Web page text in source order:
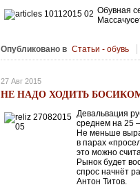
Обувная
Опубликовано в Статьи - обувь
27 Авг 2015
НЕ НАДО ХОДИТЬ
Девальвация
среднем на 25
Не меньше
в парах
это можно
Рынок будет
спрос начнёт
Антон Титов.